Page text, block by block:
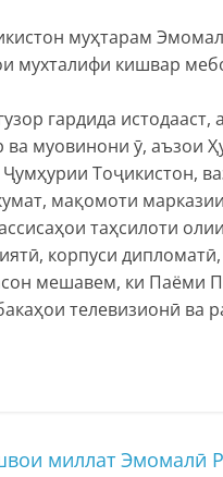
муҳтарам
мухталифи кишвар
гардида
муовинони ӯ, аъзои
Тоҷикистон,
мақомоти
таҳсилоти
корпуси
мешавем, ки Паёми
телевизионӣ ва
миллат Эмомалӣ